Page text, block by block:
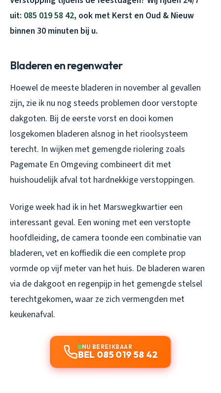
uit: 085 019 58 42, ook met Kerst en Oud & Nieuw
binnen 30 minuten bij u.
Bladeren en regenwater
Hoewel de meeste bladeren in november al gevallen
zijn, zie ik nu nog steeds problemen door verstopte
dakgoten. Bij de eerste vorst en dooi komen
losgekomen bladeren alsnog in het rioolsysteem
terecht. In wijken met gemengde riolering zoals
Pagemate En Omgeving combineert dit met
huishoudelijk afval tot hardnekkige verstoppingen.
Vorige week had ik in het Marswegkwartier een
interessant geval. Een woning met een verstopte
hoofdleiding, de camera toonde een combinatie van
bladeren, vet en koffiedik die een complete prop
vormde op vijf meter van het huis. De bladeren waren
via de dakgoot en regenpijp in het gemengde stelsel
terechtgekomen, waar ze zich vermengden met
keukenafval.
NU BEREIKBAAR
BEL 085 019 58 42